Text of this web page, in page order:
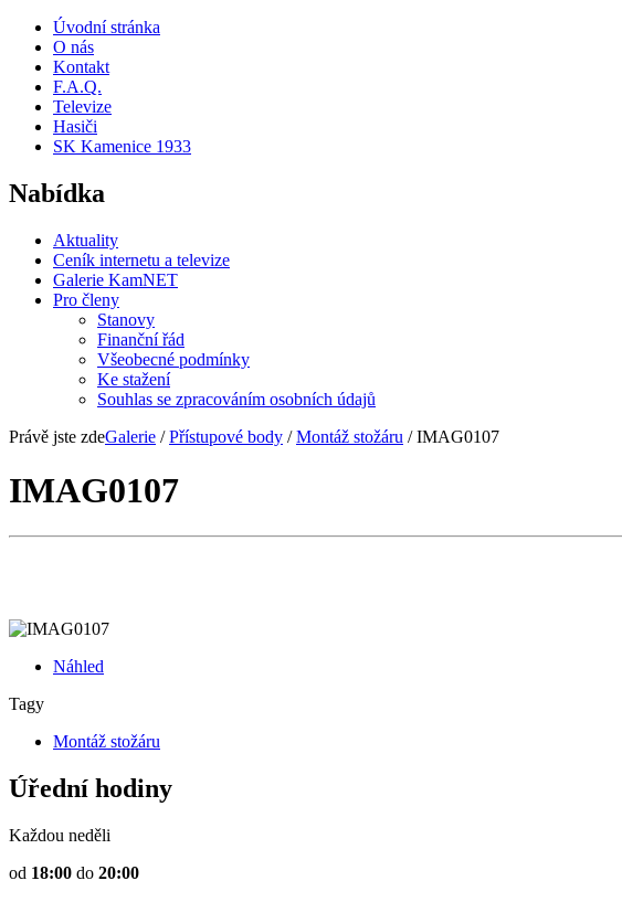
Úvodní stránka
O nás
Kontakt
F.A.Q.
Televize
Hasiči
SK Kamenice 1933
Nabídka
Aktuality
Ceník internetu a televize
Galerie KamNET
Pro členy
Stanovy
Finanční řád
Všeobecné podmínky
Ke stažení
Souhlas se zpracováním osobních údajů
Právě jste zdeGalerie /Přístupové body /Montáž stožáru / IMAG0107
IMAG0107
Náhled
Tagy
Montáž stožáru
Úřední hodiny
Každou neděli
od 18:00 do 20:00